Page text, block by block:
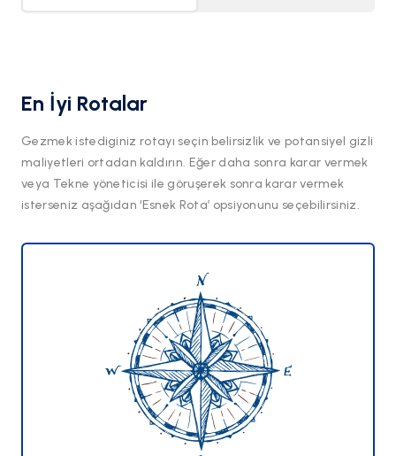
En İyi Rotalar
Gezmek istediginiz rotayı seçin belirsizlik ve potansiyel gizli
maliyetleri ortadan kaldırın. Eğer daha sonra karar vermek
veya Tekne yöneticisi ile göruşerek sonra karar vermek
isterseniz aşağıdan ‘Esnek Rota’ opsiyonunu seçebilirsiniz.